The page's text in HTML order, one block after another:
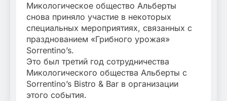
Микологическое общество Альберты
снова приняло участие в некоторых
специальных мероприятиях, связанных с
празднованием «Грибного урожая»
Sorrentino’s.
Это был третий год сотрудничества
Микологического общества Альберты с
Sorrentino’s Bistro & Bar в организации
этого события.